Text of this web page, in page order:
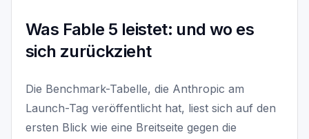
Was Fable 5 leistet: und wo es
sich zurückzieht
Die Benchmark-Tabelle, die Anthropic am
Launch-Tag veröffentlicht hat, liest sich auf den
ersten Blick wie eine Breitseite gegen die